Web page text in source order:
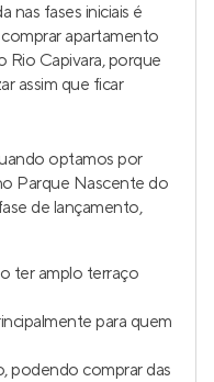
nas fases iniciais é
comprar apartamento
Rio Capivara, porque
assim que ficar
optamos por
Parque Nascente do
de lançamento,
ter amplo terraço
para quem
podendo comprar das